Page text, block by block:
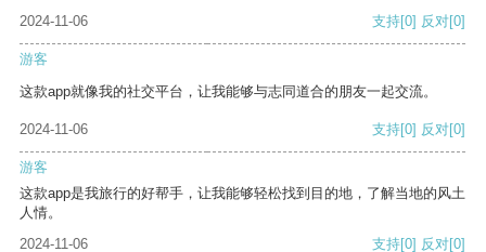
2024-11-06
支持[0] 反对[0]
游客
这款app就像我的社交平台，让我能够与志同道合的朋友一起交流。
2024-11-06 支持[0] 反对[0]
游客
这款app是我旅行的好帮手，让我能够轻松找到目的地，了解当地的风土
人情。
2024-11-06
支持[0] 反对[0]